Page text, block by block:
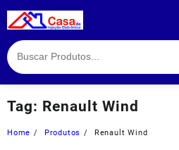
to
Tag: Renault Wind
Home Produtos Renault Wind